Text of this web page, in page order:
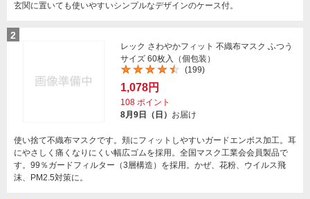
玄関に置いても使いやすいシンプルなデザインのケース付。
2
レック さわやかフィット 不織布マスク ふつう
サイズ 60枚入（個包装）
(199)
1,078円
108 ポイント
8月9日（日） お届け
使い捨て不織布マスクです。頬にフィットしやすいガードエンボス加工。耳
にやさしく痛くなりにくい幅広ゴムを採用。全国マスク工業会会員製品で
す。99％ガードフィルター（3層構造）を採用。かぜ、花粉、ウイルス飛
沫、PM2.5対策に。